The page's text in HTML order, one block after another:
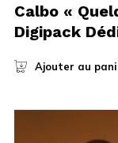
Calbo «
Digipack
Ajouter au